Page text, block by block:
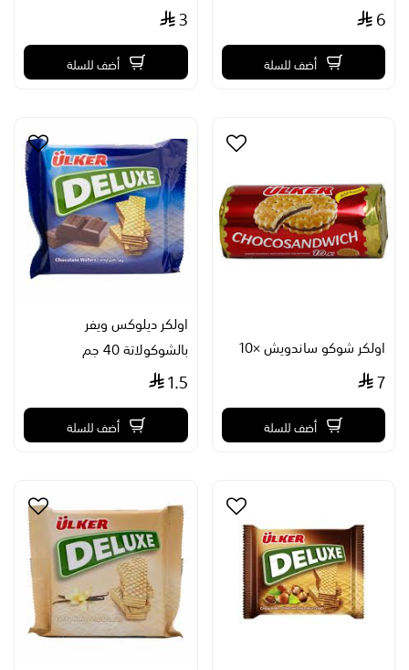
6
أضف للسلة
3
أضف للسلة
اولكر شوكو ساندويش ×10
7
أضف للسلة
اولكر ديلوكس ويفر
بالشوكولاتة 40 جم
1.5
أضف للسلة